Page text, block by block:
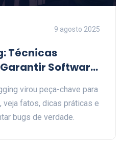
9 agosto 2025
Técnicas
Software
virou peça-chave para
fatos, dicas práticas e
bugs de verdade.